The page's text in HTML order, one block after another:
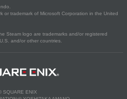
or trademark of Microsoft Corporation in the United
Steam logo are trademarks and/or registered
and/or other countries.
SQUARE ENIX